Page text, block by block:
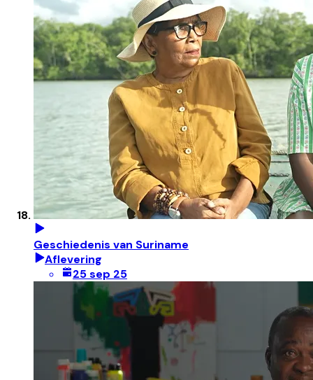
Geschiedenis van Suriname
Aflevering
25 sep 25